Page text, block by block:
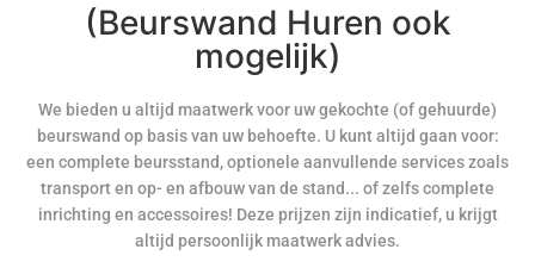
(Beurswand Huren ook
mogelijk)
We bieden u altijd maatwerk voor uw gekochte (of gehuurde)
beurswand op basis van uw behoefte. U kunt altijd gaan voor:
een complete beursstand, optionele aanvullende services zoals
transport en op- en afbouw van de stand... of zelfs complete
inrichting en accessoires! Deze prijzen zijn indicatief, u krijgt
altijd persoonlijk maatwerk advies.